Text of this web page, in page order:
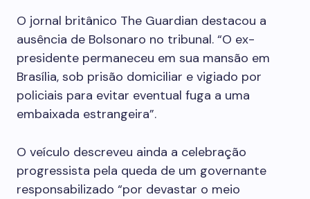
O jornal britânico The Guardian destacou a
ausência de Bolsonaro no tribunal. “O ex-
presidente permaneceu em sua mansão em
Brasília, sob prisão domiciliar e vigiado por
policiais para evitar eventual fuga a uma
embaixada estrangeira”.
O veículo descreveu ainda a celebração
progressista pela queda de um governante
responsabilizado “por devastar o meio